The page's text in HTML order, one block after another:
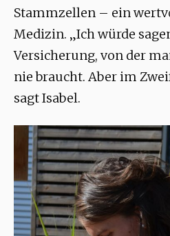
Stammzellen – ein
Medizin. „Ich würde
Versicherung, von der
nie braucht. Aber im
sagt Isabel.